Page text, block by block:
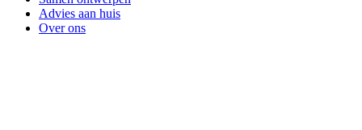
Advies aan huis
Over ons